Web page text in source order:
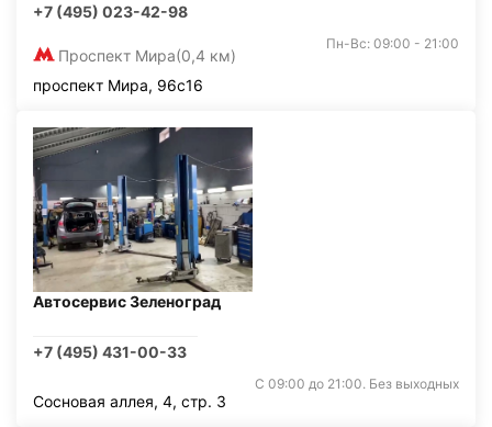
+7 (495) 023-42-98
Проспект Мира(0,4 км)
Пн-Вс: 09:00 - 21:00
проспект Мира, 96с16
Автосервис Зеленоград
+7 (495) 431-00-33
С 09:00 до 21:00. Без выходных
Сосновая аллея, 4, стр. 3